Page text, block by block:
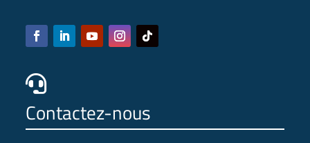

Contactez-nous